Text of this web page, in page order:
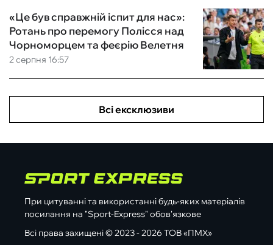
2 серпня 16:57
«Це був справжній іспит для нас»:
Ротань про перемогу Полісся над
Чорноморцем та феєрію Велетня
Всі ексклюзиви
При цитуванні та використанні будь-яких матеріалів
посилання на "Sport-Express" обов'язкове
Всі права захищені © 2023 - 2026 ТОВ «ПМХ»